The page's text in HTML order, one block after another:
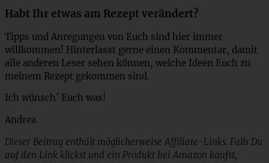
Habt Ihr etwas am Rezept verändert?
Tipps und Anregungen von Euch sind hier immer
willkommen! Hinterlasst gerne einen Kommentar, damit
alle anderen Leser sehen können, welche Ideen Euch zu
meinem Rezept gekommen sind.
Ich wünsch′ Euch was!
Andrea
Dieser Beitrag enthält möglicherweise Affiliate-Links. Falls Du
auf den Link klickst und ein Produkt bei Amazon kaufst,